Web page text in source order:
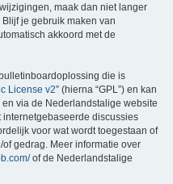
maak dan niet langer
je gebruik maken van
akkoord met de
die is
License v2” (hierna “GPL”) en kan
en via de Nederlandstalige website
internetgebaseerde discussies
voor wat wordt toegestaan of
gedrag. Meer informatie over
of de Nederlandstalige